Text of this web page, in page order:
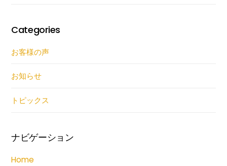
Categories
お客様の声
お知らせ
トピックス
ナビゲーション
Home